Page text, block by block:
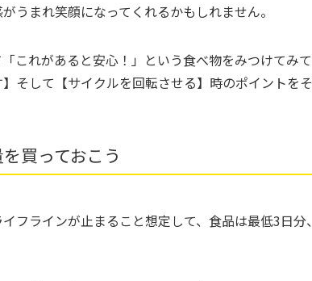
うまれ笑顔になってくれるかもしれません。
これがあると安心！」という食べ物をみつけてみ
そして【サイクルを回転させる】時のポイントを
買っておこう
フラインが止まること想定して、食品は最低3日